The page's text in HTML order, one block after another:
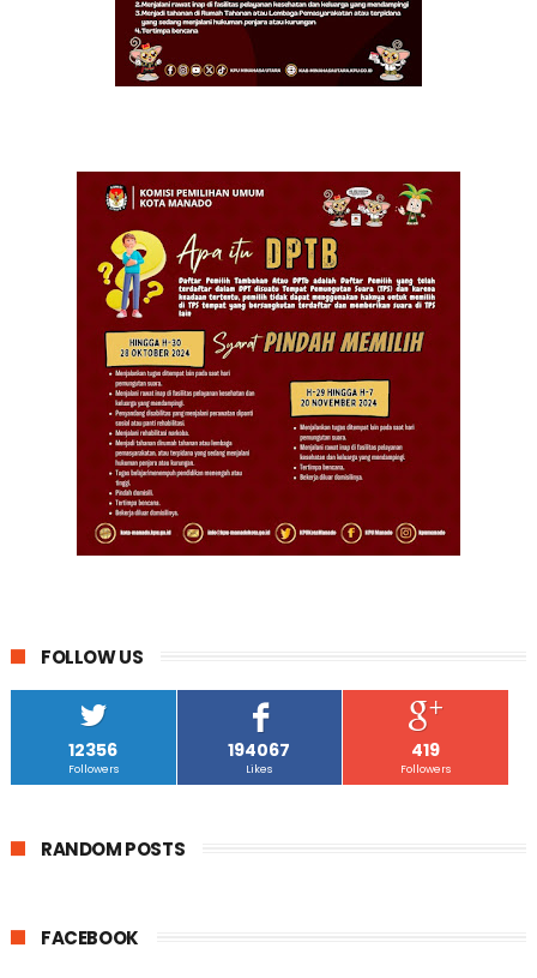
FOLLOW US
12356
Followers
194067
Likes
419
Followers
RANDOM POSTS
FACEBOOK